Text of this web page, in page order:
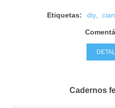
Etiquetas: diy
Cadernos